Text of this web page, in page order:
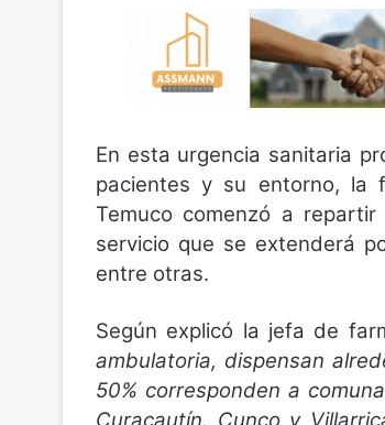
En esta urgencia sanitaria
pacientes y su entorno, la
Temuco comenzó a
servicio que se extenderá
entre otras.
Según explicó la jefa de
ambulatoria, dispensan
50% corresponden a